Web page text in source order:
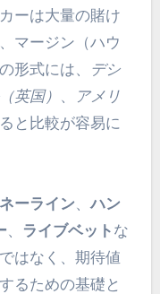
ーは大量の賭け
マージン（ハウ
形式には、
デシ
英国）
アメリ
と比較が容易に
ーライン、ハン
ライブベット な
はなく、期待値
るための基礎と